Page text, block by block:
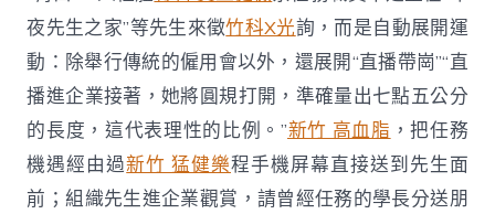
夜先生之家”等先生來徵竹科X光詢，而是自動展開運
動：除舉行傳統的僱用會以外，還展開“直播帶崗”“直
播進企業接著，她將圓規打開，準確量出七點五公分
的長度，這代表理性的比例。”新竹 高血脂 ，把任務
機遇經由過新竹 猛健樂程手機屏幕直接送到先生面
前；組織先生進企業觀賞，請曾經任務的學長分送朋